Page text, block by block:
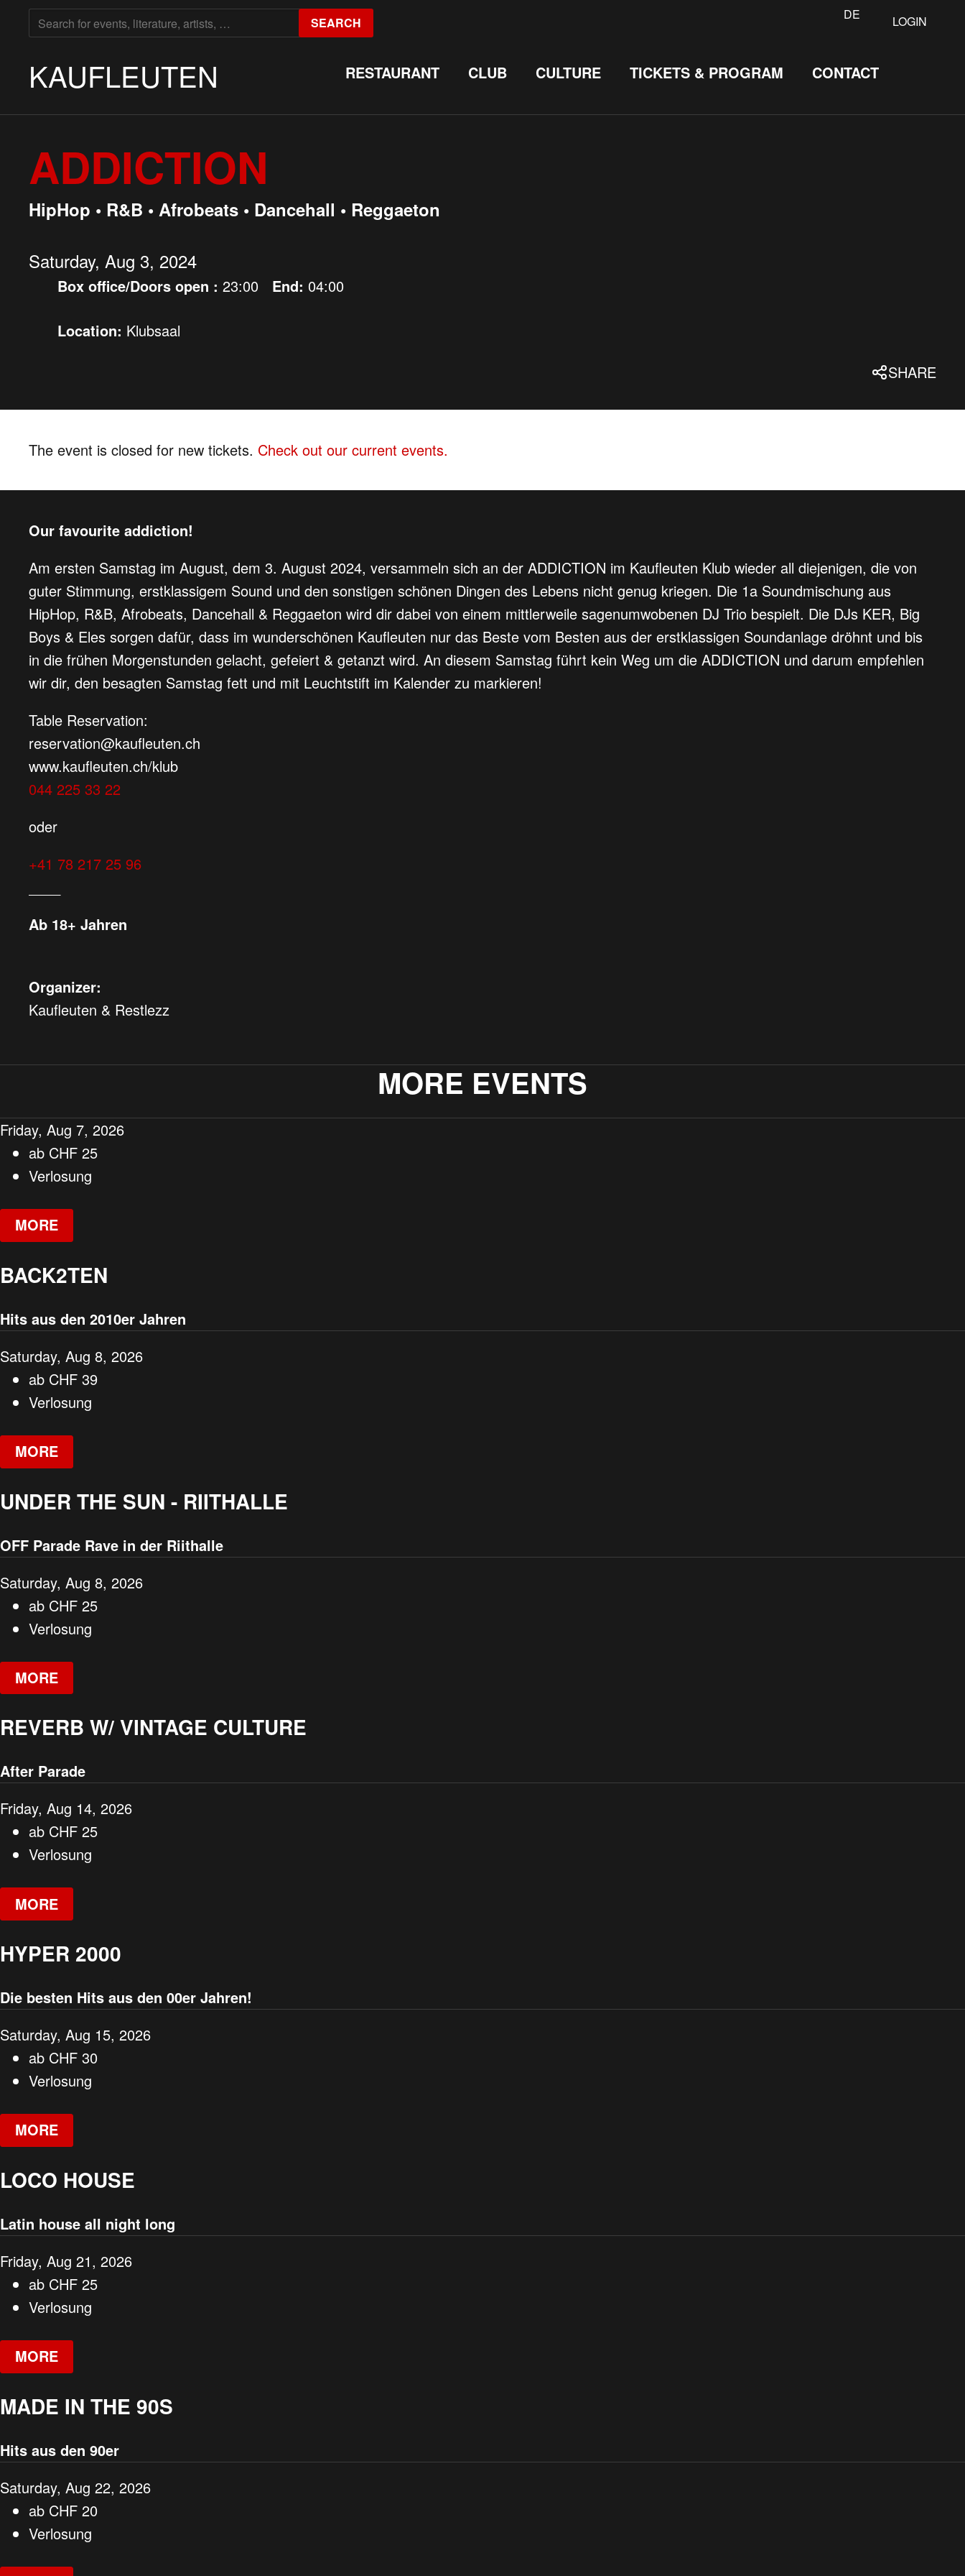
SEARCH
FOR:
SEARCH DE LOGIN
KAUFLEUTEN RESTAURANT CLUB CULTURE TICKETS & PROGRAM CONTACT
ADDICTION
HipHop • R&B • Afrobeats • Dancehall • Reggaeton
Saturday, Aug 3, 2024
Box office/Doors open : 23:00 End: 04:00
Location: Klubsaal
SHARE
The event is closed for new tickets. Check out our current events.
Our favourite addiction!
Am ersten Samstag im August, dem 3. August 2024, versammeln sich an der ADDICTION im Kaufleuten Klub wieder all diejenigen, die von
guter Stimmung, erstklassigem Sound und den sonstigen schönen Dingen des Lebens nicht genug kriegen. Die 1a Soundmischung aus
HipHop, R&B, Afrobeats, Dancehall & Reggaeton wird dir dabei von einem mittlerweile sagenumwobenen DJ Trio bespielt. Die DJs KER, Big
Boys & Eles sorgen dafür, dass im wunderschönen Kaufleuten nur das Beste vom Besten aus der erstklassigen Soundanlage dröhnt und bis
in die frühen Morgenstunden gelacht, gefeiert & getanzt wird. An diesem Samstag führt kein Weg um die ADDICTION und darum empfehlen
wir dir, den besagten Samstag fett und mit Leuchtstift im Kalender zu markieren!
Table Reservation:
reservation@kaufleuten.ch
www.kaufleuten.ch/klub
044 225 33 22
oder
+41 78 217 25 96
Ab 18+ Jahren
Organizer:
Kaufleuten & Restlezz
MORE EVENTS
Friday, Aug 7, 2026
ab CHF 25
Verlosung
MORE
BACK2TEN
Hits aus den 2010er Jahren
Saturday, Aug 8, 2026
ab CHF 39
Verlosung
MORE
UNDER THE SUN - RIITHALLE
OFF Parade Rave in der Riithalle
Saturday, Aug 8, 2026
ab CHF 25
Verlosung
MORE
REVERB W/ VINTAGE CULTURE
After Parade
Friday, Aug 14, 2026
ab CHF 25
Verlosung
MORE
HYPER 2000
Die besten Hits aus den 00er Jahren!
Saturday, Aug 15, 2026
ab CHF 30
Verlosung
MORE
LOCO HOUSE
Latin house all night long
Friday, Aug 21, 2026
ab CHF 25
Verlosung
MORE
MADE IN THE 90S
Hits aus den 90er
Saturday, Aug 22, 2026
ab CHF 20
Verlosung